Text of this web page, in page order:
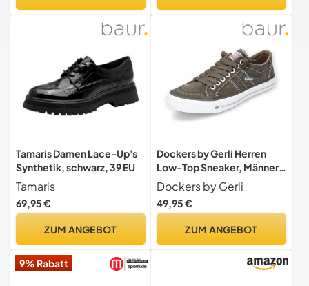
Tamaris Damen Lace-Up's
Synthetik, schwarz, 39 EU
Tamaris
69,95 €
ZUM ANGEBOT
Dockers by Gerli Herren
Low-Top Sneaker, Männer
Halbschuhe,Freizeitschuhe
,Turnschuhe,Laufschuhe,sc
hnürschuhe,schnürer,Khaki
Dockers by Gerli
49,95 €
ZUM ANGEBOT
9% Rabatt